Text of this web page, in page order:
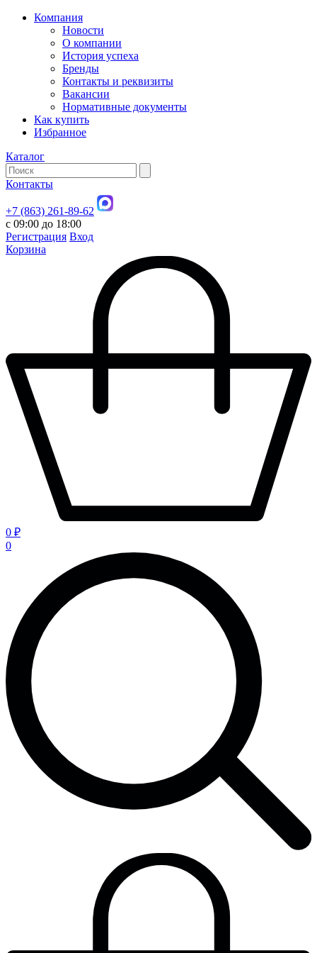
Компания
Новости
О компании
История успеха
Бренды
Контакты и реквизиты
Вакансии
Нормативные документы
Как купить
Избранное
Каталог
Контакты
+7 (863) 261-89-62
с 09:00 до 18:00
Регистрация Вход
Корзина
0 ₽
0